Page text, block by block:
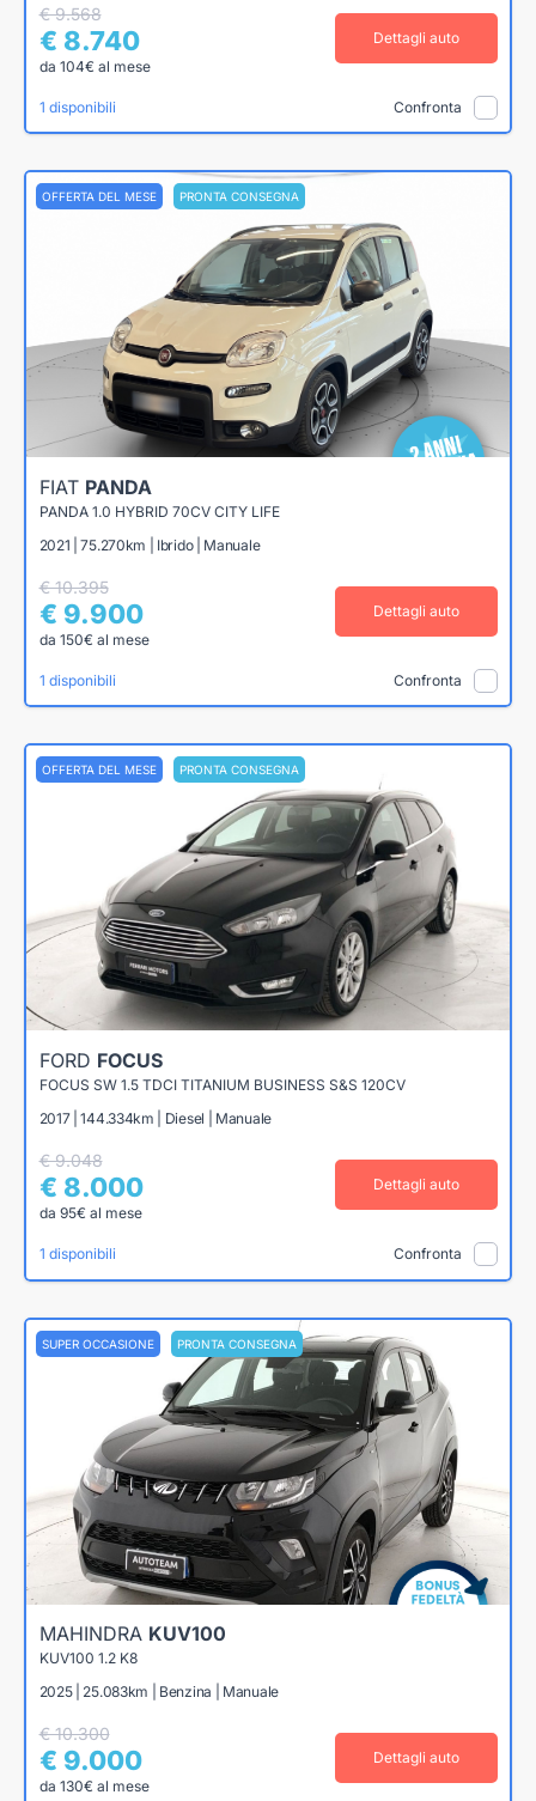
€ 9.568
€ 8.740
da 104€ al mese
Dettagli auto
1 disponibili Confronta
OFFERTA DEL MESE PRONTA CONSEGNA
FIAT PANDA
PANDA 1.0 HYBRID 70CV CITY LIFE
2021 | 75.270km | Ibrido | Manuale
€ 10.395
€ 9.900
da 150€ al mese
Dettagli auto
1 disponibili Confronta
OFFERTA DEL MESE PRONTA CONSEGNA
FORD FOCUS
FOCUS SW 1.5 TDCI TITANIUM BUSINESS S&S 120CV
2017 | 144.334km | Diesel | Manuale
€ 9.048
€ 8.000
da 95€ al mese
Dettagli auto
1 disponibili Confronta
SUPER OCCASIONE PRONTA CONSEGNA
MAHINDRA KUV100
KUV100 1.2 K8
2025 | 25.083km | Benzina | Manuale
€ 10.300
€ 9.000
da 130€ al mese
Dettagli auto